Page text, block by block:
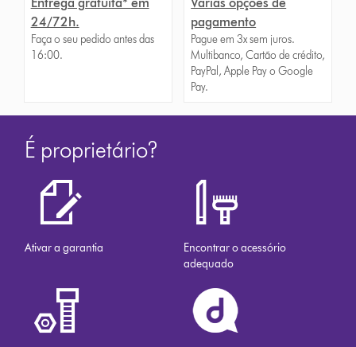
24/72h.
Faça o seu pedido antes das
16:00.
pagamento
Pague em 3x sem juros.
Multibanco, Cartão de crédito,
PayPal, Apple Pay o Google
Pay.
É proprietário?
Ativar a garantia
Encontrar o acessório
adequado